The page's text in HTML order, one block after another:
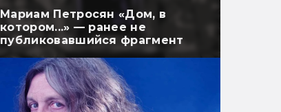
Мариам Петросян «Дом, в
котором...» — ранее не
публиковавшийся фрагмент